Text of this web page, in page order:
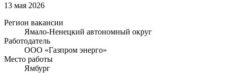
13 мая 2026
Регион вакансии
Ямало-Ненецкий автономный округ
Работодатель
ООО «Газпром энерго»
Место работы
Ямбург